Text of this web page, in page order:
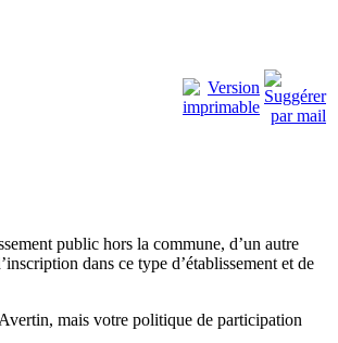
public hors la commune, d’un autre
dans ce type d’établissement et de
mais votre politique de participation